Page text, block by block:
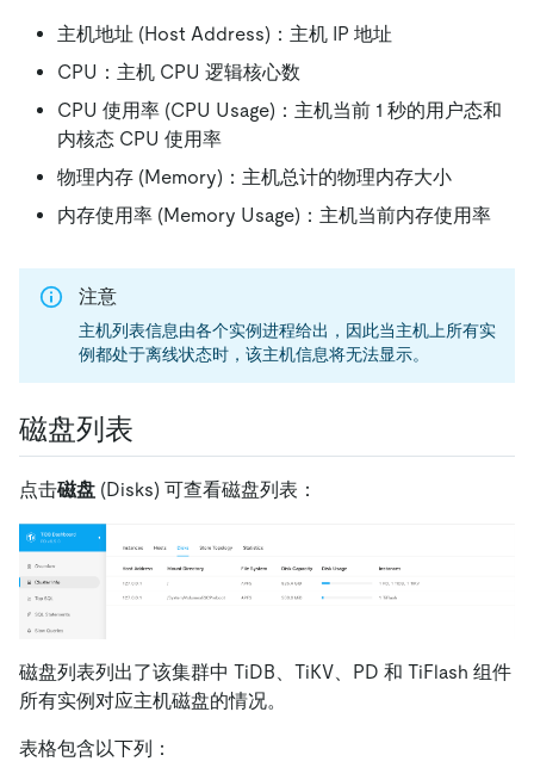
主机地址 (Host Address)：主机 IP 地址
CPU：主机 CPU 逻辑核心数
CPU 使用率 (CPU Usage)：主机当前 1 秒的用户态和
内核态 CPU 使用率
物理内存 (Memory)：主机总计的物理内存大小
内存使用率 (Memory Usage)：主机当前内存使用率
注意
主机列表信息由各个实例进程给出，因此当主机上所有实
例都处于离线状态时，该主机信息将无法显示。
磁盘列表
点击磁盘 (Disks) 可查看磁盘列表：
磁盘列表列出了该集群中 TiDB、TiKV、PD 和 TiFlash 组件
所有实例对应主机磁盘的情况。
表格包含以下列：